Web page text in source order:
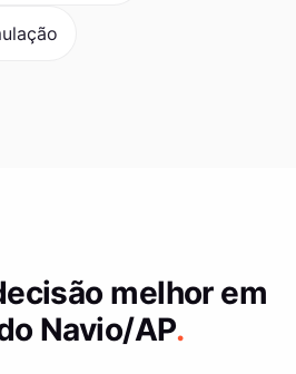
melhor em
Navio/AP.